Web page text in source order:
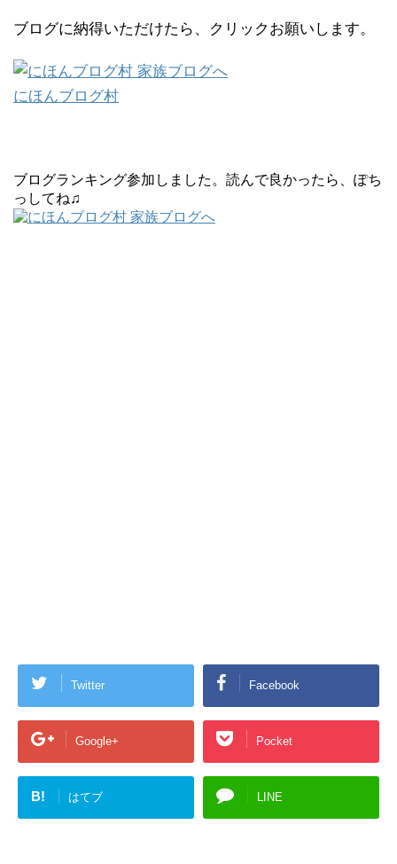
ブログに納得いただけたら、クリックお願いします。
にほんブログ村
ブログランキング参加しました。読んで良かったら、ぽち
っしてね♫
Twitter Facebook
Google+ Pocket
B! はてブ LINE